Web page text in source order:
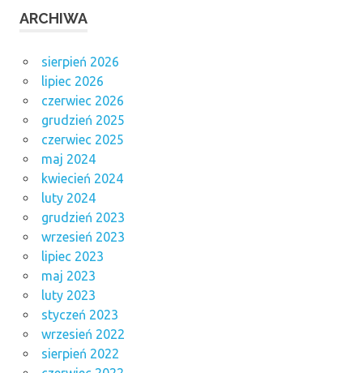
ARCHIWA
sierpień 2026
lipiec 2026
czerwiec 2026
grudzień 2025
czerwiec 2025
maj 2024
kwiecień 2024
luty 2024
grudzień 2023
wrzesień 2023
lipiec 2023
maj 2023
luty 2023
styczeń 2023
wrzesień 2022
sierpień 2022